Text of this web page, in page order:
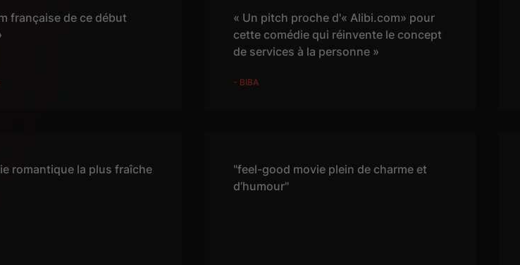
française de ce début
« Un pitch proche d'« Alibi.com» pour
cette comédie qui réinvente le concept
de services à la personne »
- BIBA
romantique la plus fraîche
"feel-good movie plein de charme et
d’humour"